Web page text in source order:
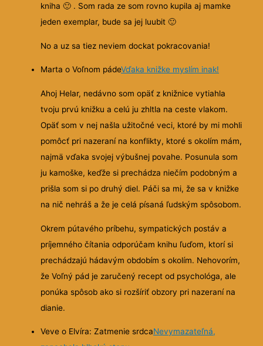
kniha🙂 . Som rada ze som rovno kupila aj mamke
jeden exemplar, bude sa jej luubit🙂
No a uz sa tiez neviem dockat pokracovania!
Marta o Voľnom pádeVďaka knižke myslím inak!
Ahoj Helar, nedávno som opäť z knižnice vytiahla
tvoju prvú knižku a celú ju zhltla na ceste vlakom.
Opäť som v nej našla užitočné veci, ktoré by mi mohli
pomôcť pri nazeraní na konflikty, ktoré s okolím mám,
najmä vďaka svojej výbušnej povahe. Posunula som
ju kamoške, keďže si prechádza niečím podobným a
prišla som si po druhý diel. Páči sa mi, že sa v knižke
na nič nehráš a že je celá písaná ľudským spôsobom.
Okrem pútavého príbehu, sympatických postáv a
príjemného čítania odporúčam knihu ľuďom, ktorí si
prechádzajú hádavým obdobím s okolím. Nehovorím,
že Voľný pád je zaručený recept od psychológa, ale
ponúka spôsob ako si rozšíriť obzory pri nazeraní na
dianie.
Veve o Elvíra: Zatmenie srdcaNevymazateľná,